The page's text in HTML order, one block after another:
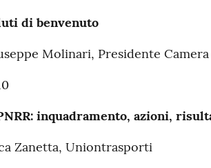
di benvenuto
Molinari, Presidente
inquadramento, azioni,
Zanetta, Uniontrasporti